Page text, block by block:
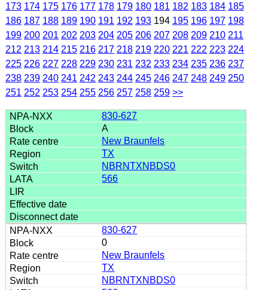
173 174 175 176 177 178 179 180 181 182 183 184 185
186 187 188 189 190 191 192 193 194 195 196 197 198
199 200 201 202 203 204 205 206 207 208 209 210 211
212 213 214 215 216 217 218 219 220 221 222 223 224
225 226 227 228 229 230 231 232 233 234 235 236 237
238 239 240 241 242 243 244 245 246 247 248 249 250
251 252 253 254 255 256 257 258 259 >>
830-627
A
New Braunfels
TX
NBRNTXNBDS0
566
830-627
0
New Braunfels
TX
NBRNTXNBDS0